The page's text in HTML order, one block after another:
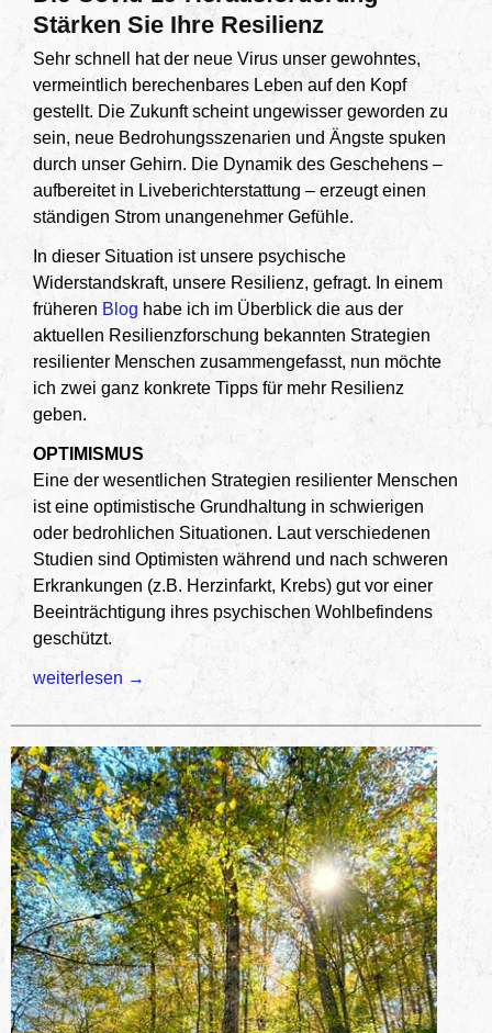
Stärken Sie Ihre Resilienz
Sehr schnell hat der neue Virus unser gewohntes,
vermeintlich berechenbares Leben auf den Kopf
gestellt. Die Zukunft scheint ungewisser geworden zu
sein, neue Bedrohungsszenarien und Ängste spuken
durch unser Gehirn. Die Dynamik des Geschehens –
aufbereitet in Liveberichterstattung – erzeugt einen
ständigen Strom unangenehmer Gefühle.
In dieser Situation ist unsere psychische
Widerstandskraft, unsere Resilienz, gefragt. In einem
früheren Blog habe ich im Überblick die aus der
aktuellen Resilienzforschung bekannten Strategien
resilienter Menschen zusammengefasst, nun möchte
ich zwei ganz konkrete Tipps für mehr Resilienz
geben.
OPTIMISMUS
Eine der wesentlichen Strategien resilienter Menschen
ist eine optimistische Grundhaltung in schwierigen
oder bedrohlichen Situationen. Laut verschiedenen
Studien sind Optimisten während und nach schweren
Erkrankungen (z.B. Herzinfarkt, Krebs) gut vor einer
Beeinträchtigung ihres psychischen Wohlbefindens
geschützt.
Die Covid-19-Herausforderung – Stärken Sie Ihre
weiterlesen →